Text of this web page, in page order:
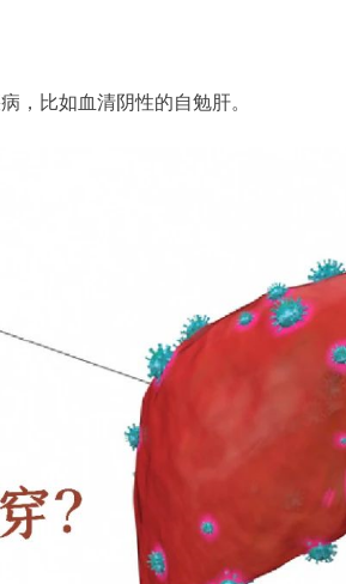
，比如血清阴性的自勉肝。